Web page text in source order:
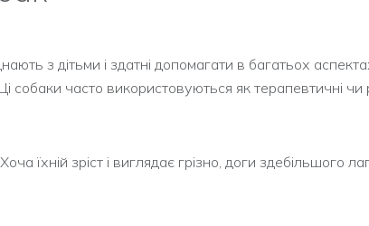
з дітьми і здатні допомагати в багатьох
собаки часто використовуються як терапевтичні чи
їхній зріст і виглядає грізно, доги здебільшого